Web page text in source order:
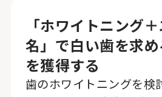
「ホワイトニング
名」で白い歯を求
を獲得する
歯のホワイトニングを検